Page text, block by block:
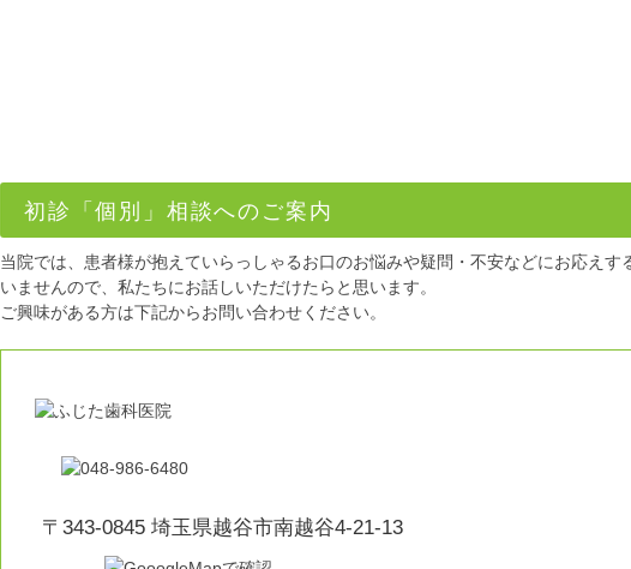
初診「個別」相談へのご案内
当院では、患者様が抱えていらっしゃるお口のお悩みや疑問・不安などにお応え
いませんので、私たちにお話しいただけたらと思います。
ご興味がある方は下記からお問い合わせください。
〒343-0845 埼玉県越谷市南越谷4-21-13